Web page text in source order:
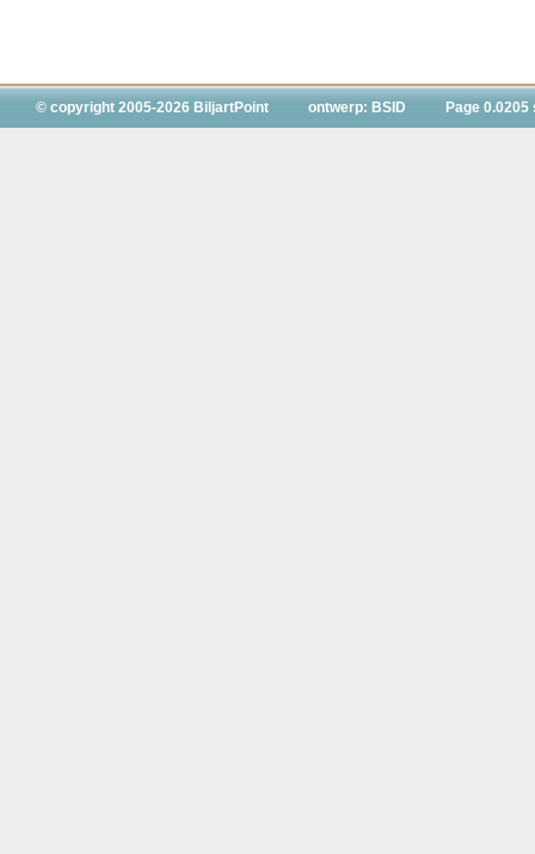
© copyright 2005-2026 BiljartPoint ontwerp: BSID Page 0.0205